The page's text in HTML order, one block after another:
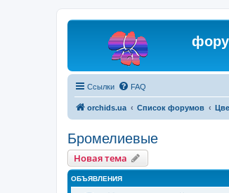
Ссылки FAQ
orchids.ua Список форумов
Бромелиевые
Новая тема
ОБЪЯВЛЕНИЯ